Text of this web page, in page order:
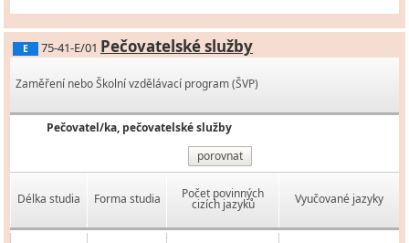
E 75-41-E/01 Pečovatelské služby
Zaměření nebo Školní vzdělávací program (ŠVP)
Pečovatel/ka, pečovatelské služby
porovnat
Délka studia Forma studia Počet povinných
cizích jazyků Vyučované jazyky